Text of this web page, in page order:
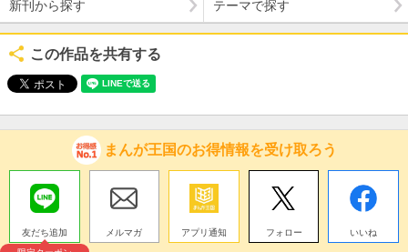
新刊から探す テーマで探す
この作品を共有する
まんが王国のお得情報を受け取ろう
友だち追加
メルマガ アプリ通知 フォロー いいね